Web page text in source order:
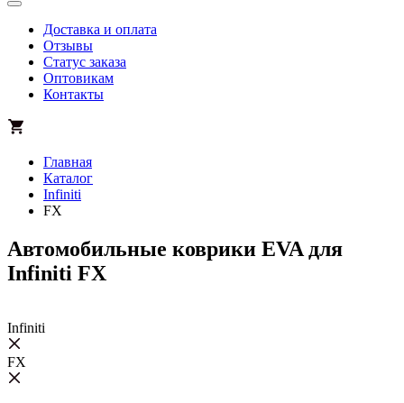
Доставка и оплата
Отзывы
Статус заказа
Оптовикам
Контакты
Главная
Каталог
Infiniti
FX
Автомобильные коврики EVA для
Infiniti FX
Infiniti
FX